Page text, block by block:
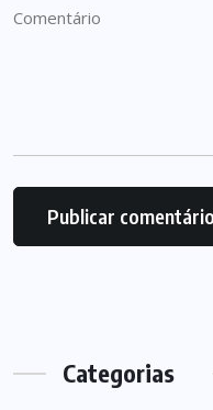
Categorias